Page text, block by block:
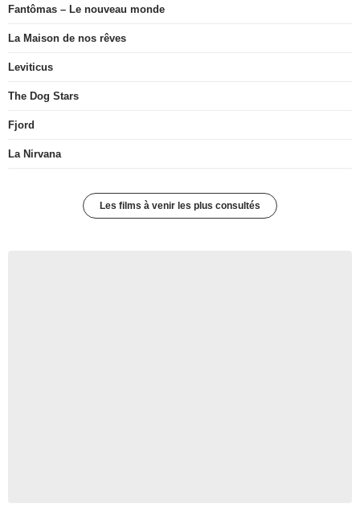
Fantômas – Le nouveau monde
La Maison de nos rêves
Leviticus
The Dog Stars
Fjord
La Nirvana
Les films à venir les plus consultés